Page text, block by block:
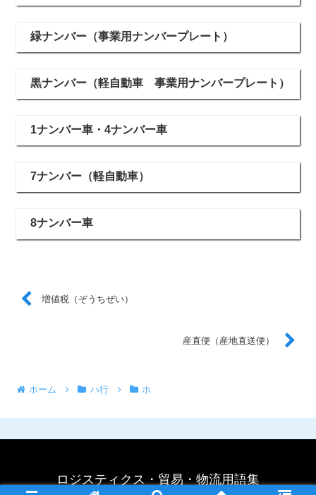
緑ナンバー（事業用ナンバープレート）
黒ナンバー（軽自動車 事業用ナンバープレート）
1ナンバー車・4ナンバー車
7ナンバー（軽自動車）
8ナンバー車
増値税（ぞうちぜい）
産直便（産地直送便）
ホーム ハ行 ホ
ロジスティクス・貿易・物流用語集